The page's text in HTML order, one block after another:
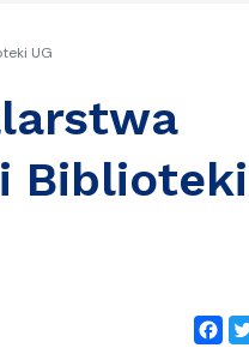
UG
Biblioteki